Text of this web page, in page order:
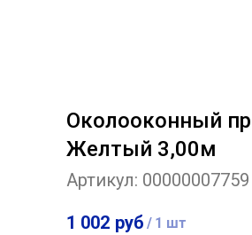
Околооконный
Желтый 3,00м
Артикул: 00000007759
1 002 руб / 1 шт